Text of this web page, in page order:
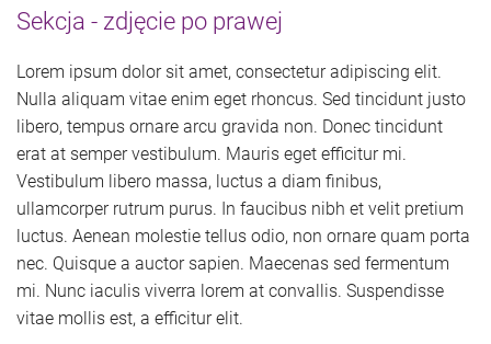
Sekcja - zdjęcie po prawej
Lorem ipsum dolor sit amet, consectetur adipiscing elit.
Nulla aliquam vitae enim eget rhoncus. Sed tincidunt justo
libero, tempus ornare arcu gravida non. Donec tincidunt
erat at semper vestibulum. Mauris eget efficitur mi.
Vestibulum libero massa, luctus a diam finibus,
ullamcorper rutrum purus. In faucibus nibh et velit pretium
luctus. Aenean molestie tellus odio, non ornare quam porta
nec. Quisque a auctor sapien. Maecenas sed fermentum
mi. Nunc iaculis viverra lorem at convallis. Suspendisse
vitae mollis est, a efficitur elit.